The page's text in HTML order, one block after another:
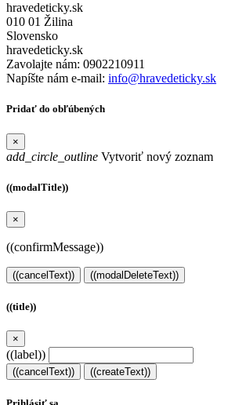
hravedeticky.sk
010 01 Žilina
Slovensko
hravedeticky.sk
Zavolajte nám: 0902210911
Napíšte nám e-mail: info@hravedeticky.sk
Pridať do obľúbených
×
add_circle_outline Vytvoriť nový zoznam
((modalTitle))
×
((confirmMessage))
((cancelText)) ((modalDeleteText))
((title))
×
((label))
((cancelText)) ((createText))